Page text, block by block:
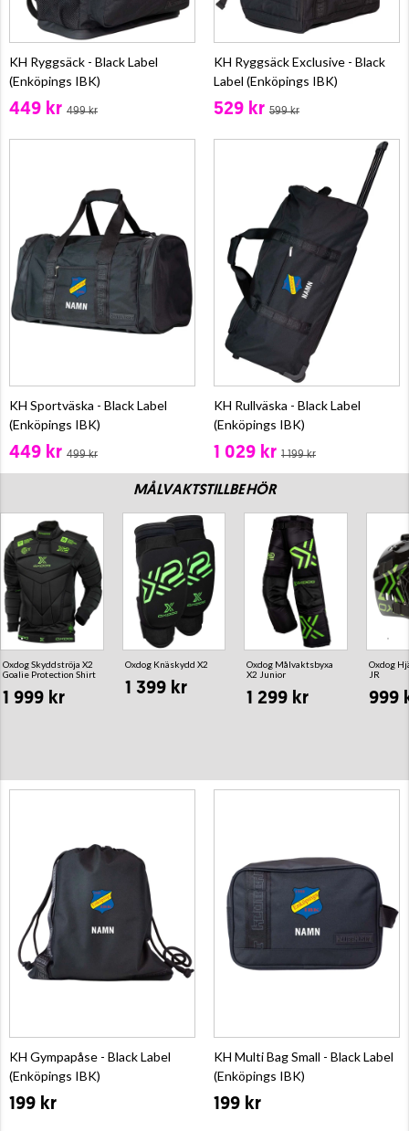
KH Ryggsäck - Black Label
(Enköpings IBK)
449 kr 499 kr
KH Ryggsäck Exclusive - Black
Label (Enköpings IBK)
529 kr 599 kr
KH Sportväska - Black Label
(Enköpings IBK)
449 kr 499 kr
KH Rullväska - Black Label
(Enköpings IBK)
1 029 kr 1 199 kr
MÅLVAKTSTILLBEHÖR
Oxdog Skyddströja X2
Goalie Protection Shirt
1 999 kr
Oxdog Knäskydd X2
1 399 kr
Oxdog Målvaktsbyxa
X2 Junior
1 299 kr
Oxdog
JR
999
KH Gympapåse - Black Label
(Enköpings IBK)
199 kr
KH Multi Bag Small - Black Label
(Enköpings IBK)
199 kr